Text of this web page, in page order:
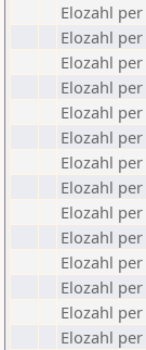
Elozahl
Elozahl
Elozahl
Elozahl
Elozahl
Elozahl
Elozahl
Elozahl
Elozahl
Elozahl
Elozahl
Elozahl
Elozahl
Elozahl